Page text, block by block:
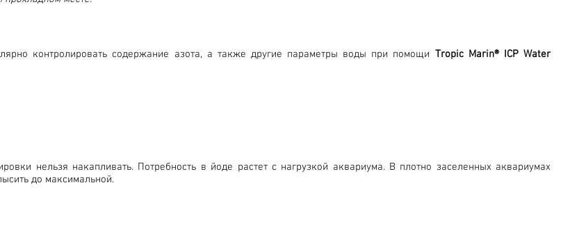
контролировать содержание азота, а также другие параметры воды при помощи Tropic Marin® ICP Water
нельзя накапливать. Потребность в йоде растет с нагрузкой аквариума. В плотно заселенных аквариумах
до максимальной.